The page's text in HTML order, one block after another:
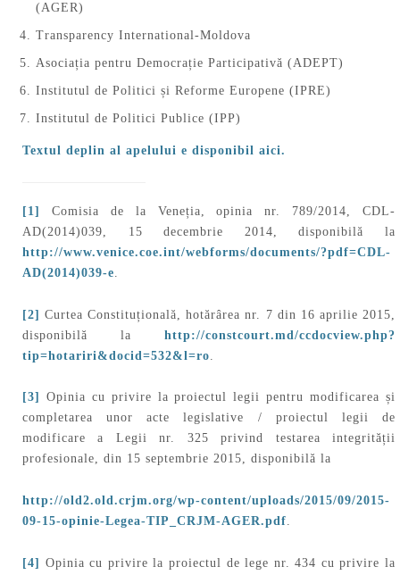
(AGER)
Transparency International-Moldova
Asociația pentru Democrație Participativă (ADEPT)
Institutul de Politici și Reforme Europene (IPRE)
Institutul de Politici Publice (IPP)
Textul deplin al apelului e disponibil aici.
[1]
Comisia de la Veneția, opinia nr. 789/2014, CDL-
AD(2014)039, 15 decembrie 2014, disponibilă la
http://www.venice.coe.int/webforms/documents/?pdf=CDL-
AD(2014)039-e
[2] Curtea Constituțională, hotărârea nr. 7 din 16 aprilie 2015,
disponibilă la http://constcourt.md/ccdocview.php?
tip=hotariri&docid=532&l=ro
[3]
Opinia cu privire la proiectul legii pentru modificarea și
completarea unor acte legislative / proiectul legii de
modificare a Legii nr. 325 privind testarea integrității
profesionale, din 15 septembrie 2015, disponibilă la
http://old2.old.crjm.org/wp-content/uploads/2015/09/2015-
09-15-opinie-Legea-TIP_CRJM-AGER.pdf.
[4]
Opinia cu privire la proiectul de lege nr. 434 cu privire la